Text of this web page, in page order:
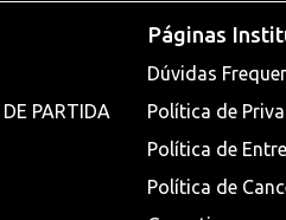
PARTIDA
Páginas
Dúvidas
Política de
Política de
Política de